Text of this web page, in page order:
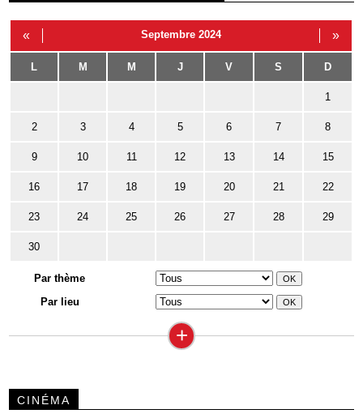
« Septembre 2024 »
L M M J V S D
1
2 3 4 5 6 7 8
9 10 11 12 13 14 15
16 17 18 19 20 21 22
23 24 25 26 27 28 29
30
Par thème
Par lieu
+
CINÉMA